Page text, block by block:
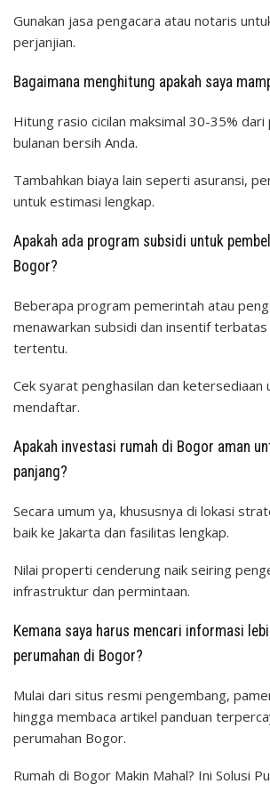
Gunakan jasa pengacara atau notaris
perjanjian.
Bagaimana menghitung apakah saya
Hitung rasio cicilan maksimal 30-35% dari
bulanan bersih Anda.
Tambahkan biaya lain seperti asuransi,
untuk estimasi lengkap.
Apakah ada program subsidi untuk
Bogor?
Beberapa program pemerintah atau
menawarkan subsidi dan insentif
tertentu.
Cek syarat penghasilan dan ketersediaan
mendaftar.
Apakah investasi rumah di Bogor aman
panjang?
Secara umum ya, khususnya di lokasi
baik ke Jakarta dan fasilitas lengkap.
Nilai properti cenderung naik seiring
infrastruktur dan permintaan.
Kemana saya harus mencari informasi
perumahan di Bogor?
Mulai dari situs resmi pengembang,
hingga membaca artikel panduan
perumahan Bogor.
Rumah di Bogor Makin Mahal? Ini Solusi